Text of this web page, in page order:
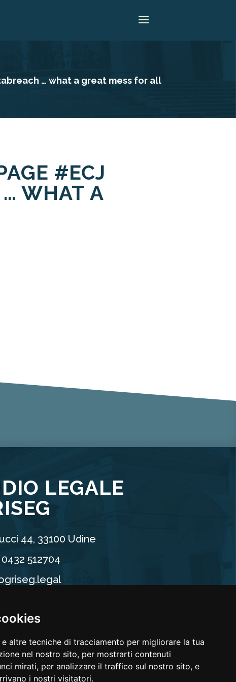
altre tecniche di tracciamento per migliorare la tua
nel nostro sito, per mostrarti contenuti
mirati, per analizzare il traffico sul nostro sito, e
i nostri visitatori.
… what a great mess for all
#ECJ
WHAT A
LEGALE
44, 33100 Udine
512704